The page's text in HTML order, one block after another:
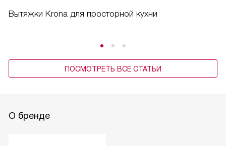
Вытяжки Krona для просторной кухни
ПОСМОТРЕТЬ ВСЕ СТАТЬИ
О бренде